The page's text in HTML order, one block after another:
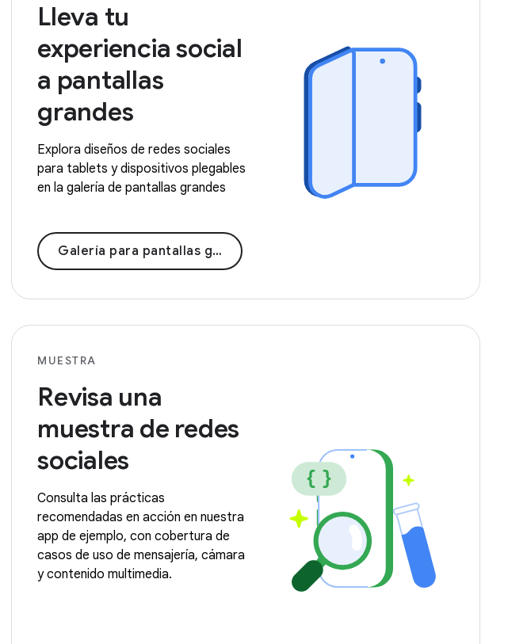
Lleva tu
experiencia social
a pantallas
grandes
Explora diseños de redes sociales
para tablets y dispositivos plegables
en la galería de pantallas grandes
Galería para pantallas grandes
MUESTRA
Revisa una
muestra de redes
sociales
Consulta las prácticas
recomendadas en acción en nuestra
app de ejemplo, con cobertura de
casos de uso de mensajería, cámara
y contenido multimedia.